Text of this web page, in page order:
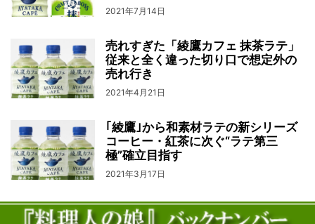
2021年7月14日
売れすぎた「綾鷹カフェ 抹茶ラテ」
従来と全く違った切り口で想定外の
売れ行き
2021年4月21日
｢綾鷹｣から和素材ラテの新シリーズ
コーヒー・紅茶に次ぐ“ラテ第三
極”確立目指す
2021年3月17日